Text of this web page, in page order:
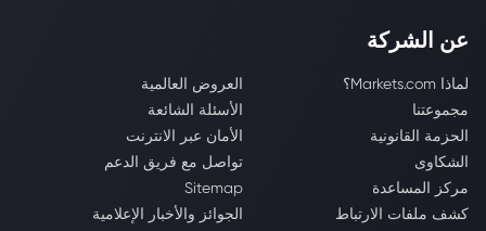
عن الشركة
لماذا Markets.com؟
العروض العالمية
مجموعتنا
الأسئلة الشائعة
الحزمة القانونية
الأمان عبر الانترنت
الشكاوى
تواصل مع فريق الدعم
مركز المساعدة
Sitemap
كشف ملفات الارتباط
الجوائز والأخبار الإعلامية